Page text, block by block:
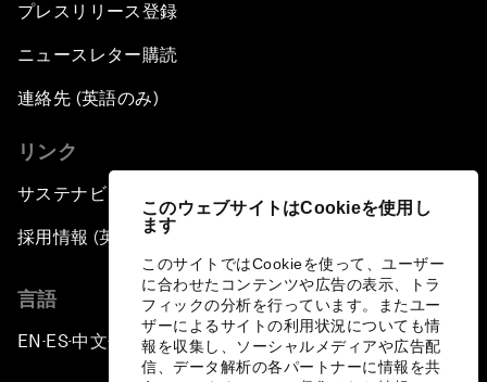
このウェブサイトはCookieを使用し
ます
このサイトではCookieを使って、ユーザー
に合わせたコンテンツや広告の表示、トラ
フィックの分析を行っています。またユー
ザーによるサイトの利用状況についても情
報を収集し、ソーシャルメディアや広告配
信、データ解析の各パートナーに情報を共
プレスリリース登録
ニュースレター購読
連絡先 (英語のみ)
リンク
サステナビリティへの取り組み
採用情報 (英語のみ)
言語
EN ▪ES▪中文▪ 日本語